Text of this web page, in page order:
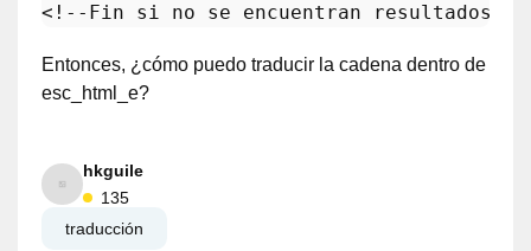
<!--Fin si no se encuentran resultados-->
Entonces, ¿cómo puedo traducir la cadena dentro de
esc_html_e?
hkguile
135
traducción